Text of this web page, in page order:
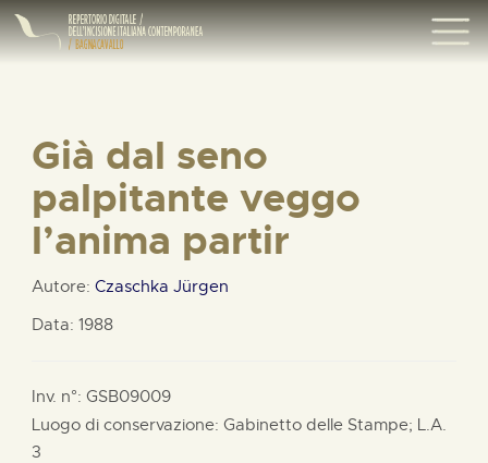
Già dal seno
palpitante veggo
l’anima partir
Autore: Czaschka Jürgen
Data: 1988
Inv. n°: GSB09009
Luogo di conservazione: Gabinetto delle Stampe; L.A.
3